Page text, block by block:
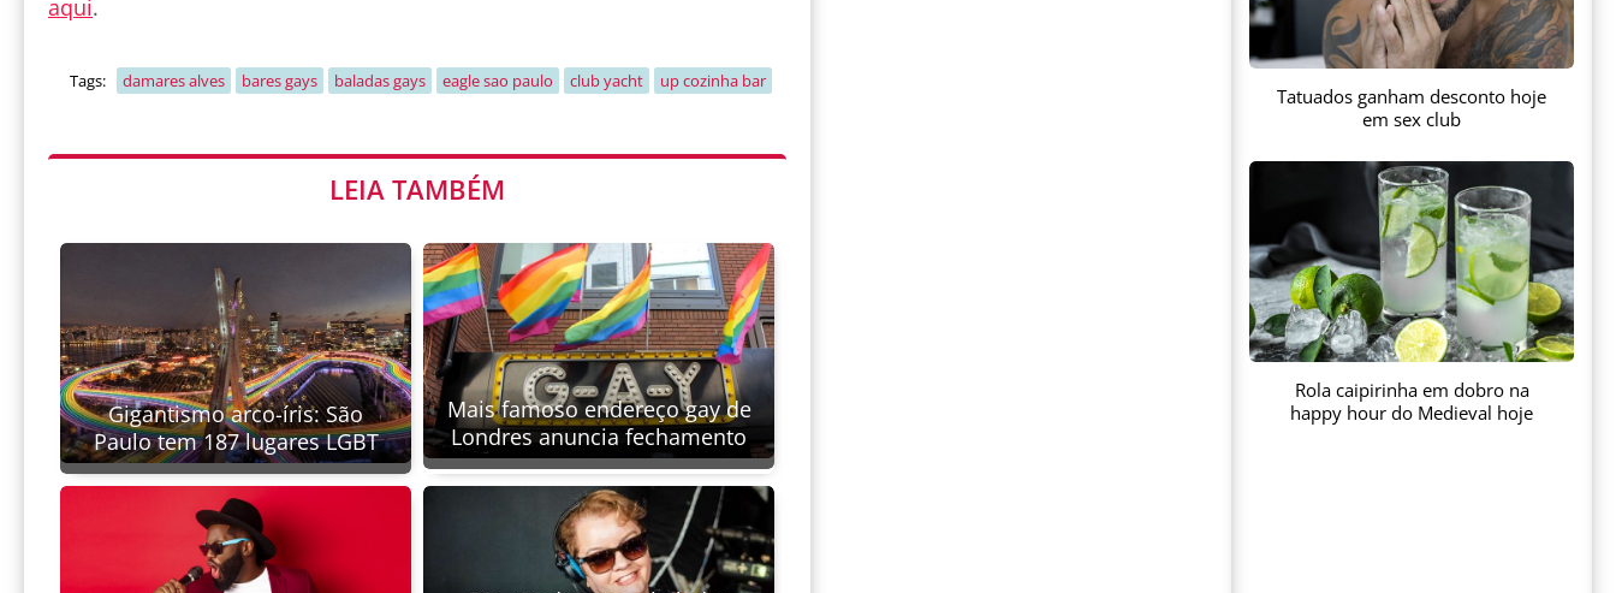
aqui.
Tags: damares alves bares gays baladas gays eagle sao paulo club yacht up cozinha bar
LEIA TAMBÉM
Gigantismo arco-íris: São
Paulo tem 187 lugares LGBT
Mais famoso endereço gay de
Londres anuncia fechamento
Tatuados ganham desconto hoje
em sex club
Rola caipirinha em dobro na
happy hour do Medieval hoje